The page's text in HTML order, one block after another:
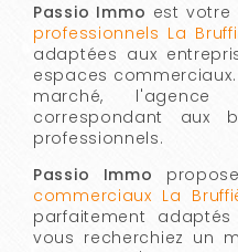
Passio Immo est votre
professionnels La
adaptées aux
espaces
marché,
correspondant aux
professionnels.
Passio Immo
commerciaux La
parfaitement
vous recherchiez un